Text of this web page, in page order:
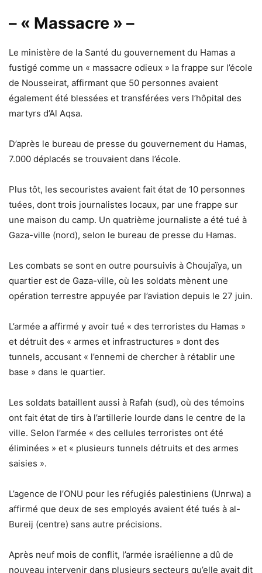
– « Massacre » –
Le ministère de la Santé du gouvernement du Hamas a
fustigé comme un « massacre odieux » la frappe sur l’école
de Nousseirat, affirmant que 50 personnes avaient
également été blessées et transférées vers l’hôpital des
martyrs d’Al Aqsa.
D’après le bureau de presse du gouvernement du Hamas,
7.000 déplacés se trouvaient dans l’école.
Plus tôt, les secouristes avaient fait état de 10 personnes
tuées, dont trois journalistes locaux, par une frappe sur
une maison du camp. Un quatrième journaliste a été tué à
Gaza-ville (nord), selon le bureau de presse du Hamas.
Les combats se sont en outre poursuivis à Choujaïya, un
quartier est de Gaza-ville, où les soldats mènent une
opération terrestre appuyée par l’aviation depuis le 27 juin.
L’armée a affirmé y avoir tué « des terroristes du Hamas »
et détruit des « armes et infrastructures » dont des
tunnels, accusant « l’ennemi de chercher à rétablir une
base » dans le quartier.
Les soldats bataillent aussi à Rafah (sud), où des témoins
ont fait état de tirs à l’artillerie lourde dans le centre de la
ville. Selon l’armée « des cellules terroristes ont été
éliminées » et « plusieurs tunnels détruits et des armes
saisies ».
L’agence de l’ONU pour les réfugiés palestiniens (Unrwa) a
affirmé que deux de ses employés avaient été tués à al-
Bureij (centre) sans autre précisions.
Après neuf mois de conflit, l’armée israélienne a dû de
nouveau intervenir dans plusieurs secteurs qu’elle avait dit